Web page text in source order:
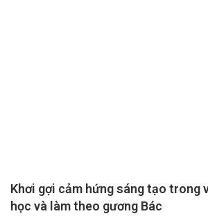
Khơi gợi cảm hứng sáng tạo trong
học và làm theo gương Bác